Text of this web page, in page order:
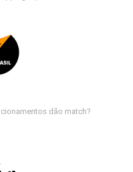
dão match?